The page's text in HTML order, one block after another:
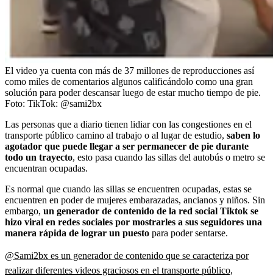
El video ya cuenta con más de 37 millones de reproducciones así
como miles de comentarios algunos calificándolo como una gran
solución para poder descansar luego de estar mucho tiempo de pie.
Foto: TikTok: @sami2bx
Las personas que a diario tienen lidiar con las congestiones en el
transporte público camino al trabajo o al lugar de estudio, saben lo
agotador que puede llegar a ser permanecer de pie durante
todo un trayecto, esto pasa cuando las sillas del autobús o metro se
encuentran ocupadas.
Es normal que cuando las sillas se encuentren ocupadas, estas se
encuentren en poder de mujeres embarazadas, ancianos y niños. Sin
embargo, un generador de contenido de la red social Tiktok se
hizo viral en redes sociales por mostrarles a sus seguidores una
manera rápida de lograr un puesto para poder sentarse.
@Sami2bx es un generador de contenido que se caracteriza por
realizar diferentes videos graciosos en el transporte público,